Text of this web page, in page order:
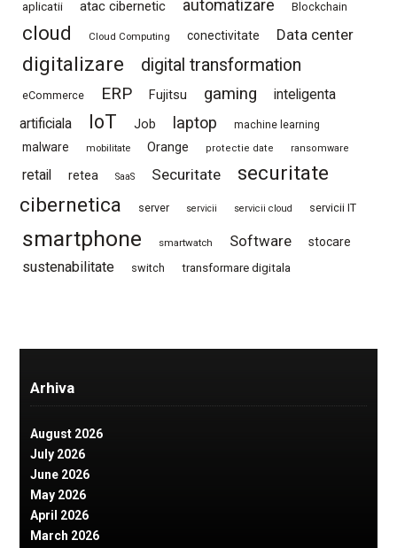
aplicatii atac cibernetic automatizare Blockchain
cloud Cloud Computing conectivitate Data center
digitalizare digital transformation
eCommerce ERP Fujitsu gaming
inteligenta
artificiala
IoT Job laptop machine learning
malware mobilitate Orange protectie date ransomware
retail retea SaaS Securitate
securitate
cibernetica
server servicii servicii cloud servicii IT
smartphone smartwatch Software stocare
sustenabilitate switch transformare digitala
Arhiva
August 2026
July 2026
June 2026
May 2026
April 2026
March 2026